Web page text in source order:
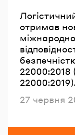
отримав
22000:2018
22000:2019).
27 червня